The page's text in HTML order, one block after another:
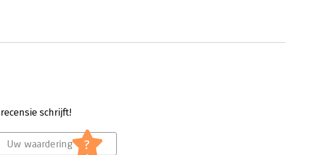
schrijft!
Uw waardering ?